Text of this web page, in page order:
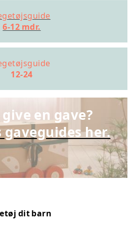
6-12 mdr.
12-24
en gave?
gaveguides her.
dit barn